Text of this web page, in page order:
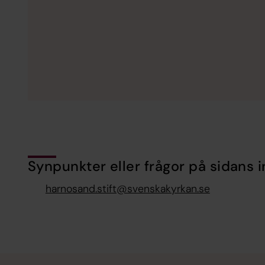
Synpunkter eller frågor på sidans
harnosand.stift@svenskakyrkan.se